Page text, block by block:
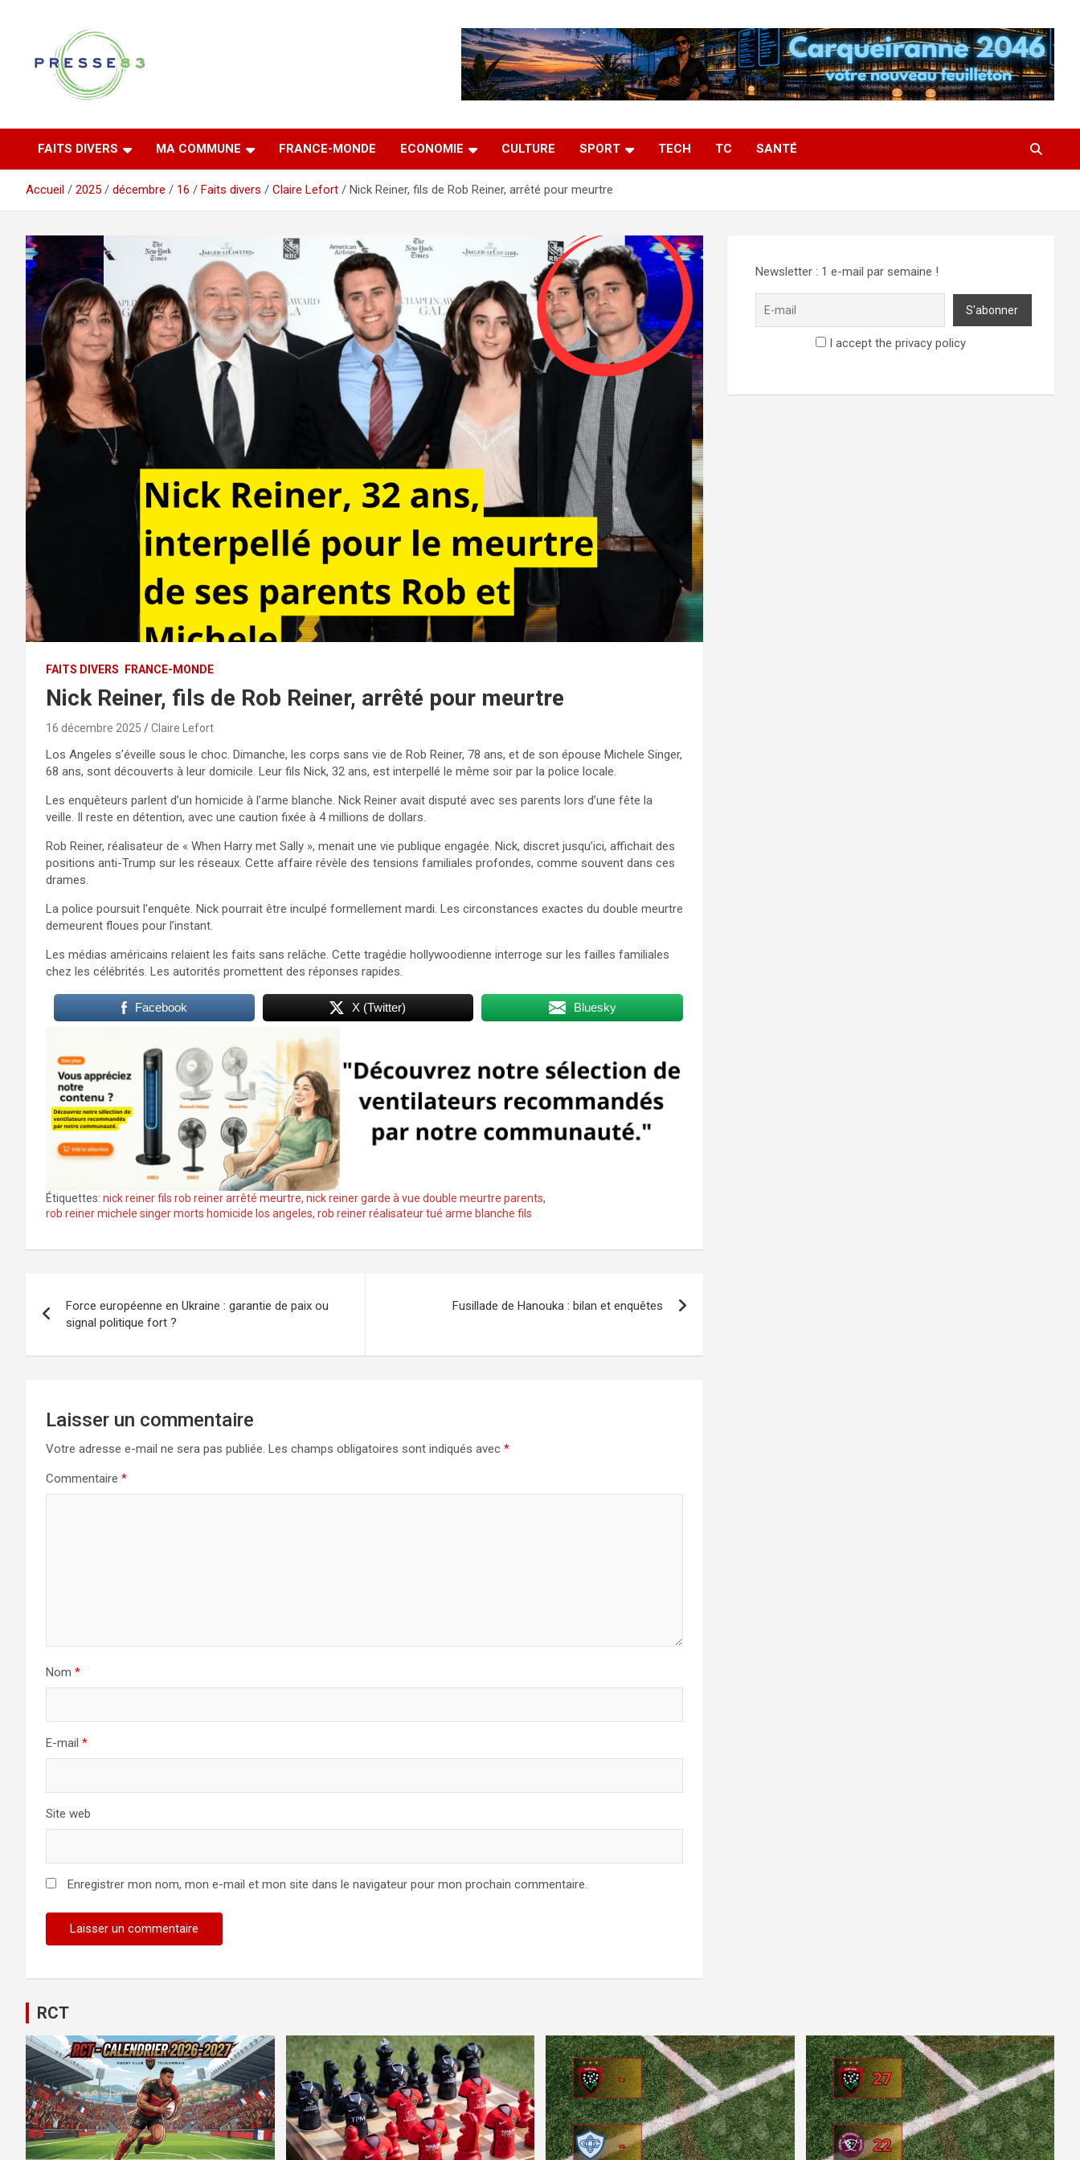
Presse 83
FAITS DIVERS MA COMMUNE FRANCE-MONDE ECONOMIE CULTURE SPORT TECH TC SANTÉ
Accueil 2025 décembre 16 Faits divers Claire Lefort Nick Reiner, fils de Rob Reiner, arrêté pour meurtre
FAITS DIVERS FRANCE-MONDE
Nick Reiner, fils de Rob Reiner, arrêté pour meurtre
16 décembre 2025 Claire Lefort
Los Angeles s’éveille sous le choc. Dimanche, les corps sans vie de Rob Reiner, 78 ans, et de son épouse Michele Singer,
68 ans, sont découverts à leur domicile. Leur fils Nick, 32 ans, est interpellé le même soir par la police locale.
Les enquêteurs parlent d’un homicide à l’arme blanche. Nick Reiner avait disputé avec ses parents lors d’une fête la
veille. Il reste en détention, avec une caution fixée à 4 millions de dollars.
Rob Reiner, réalisateur de « When Harry met Sally », menait une vie publique engagée. Nick, discret jusqu’ici, affichait des
positions anti-Trump sur les réseaux. Cette affaire révèle des tensions familiales profondes, comme souvent dans ces
drames.
La police poursuit l’enquête. Nick pourrait être inculpé formellement mardi. Les circonstances exactes du double meurtre
demeurent floues pour l’instant.
Les médias américains relaient les faits sans relâche. Cette tragédie hollywoodienne interroge sur les failles familiales
chez les célébrités. Les autorités promettent des réponses rapides.
Facebook X (Twitter) Bluesky
Étiquettes: nick reiner fils rob reiner arrêté meurtre, nick reiner garde à vue double meurtre parents,
rob reiner michele singer morts homicide los angeles, rob reiner réalisateur tué arme blanche fils
de
l’article
Force européenne en Ukraine : garantie de paix ou
signal politique fort ?
Fusillade de Hanouka : bilan et enquêtes
Laisser un commentaire
Votre adresse e-mail ne sera pas publiée. Les champs obligatoires sont indiqués avec *
Commentaire *
Nom *
E-mail *
Site web
Enregistrer mon nom, mon e-mail et mon site dans le navigateur pour mon prochain commentaire.
Newsletter : 1 e-mail par semaine !
I accept the privacy policy
RCT